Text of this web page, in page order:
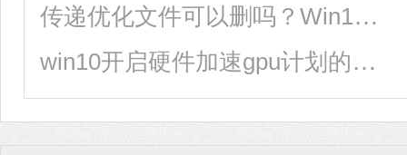
传递优化文件可以删吗？Win10删除传递优化文件的方法
win10开启硬件加速gpu计划的方法